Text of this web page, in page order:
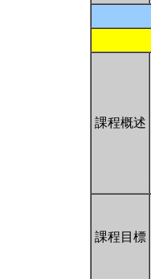
課程概述
課程目標